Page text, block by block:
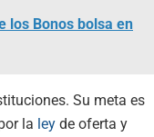
los Bonos bolsa en
Su meta es
la ley de oferta y